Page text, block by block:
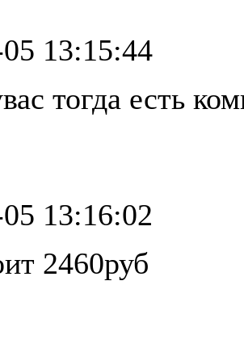
13:15:44
тогда есть
13:16:02
2460руб